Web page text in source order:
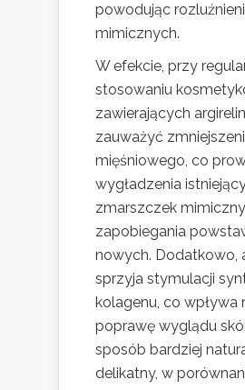
powodując
mimicznych.
W efekcie, przy
stosowaniu
zawierających
zauważyć
mięśniowego, co
wygładzenia
zmarszczek
zapobiegania
nowych. Dodatkowo,
sprzyja stymulacji
kolagenu, co wpływa
poprawę wyglądu
sposób bardziej
delikatny, w